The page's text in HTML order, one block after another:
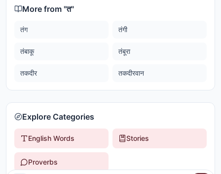
More from "त"
तंग तंगी
तंबाकू तंबूरा
तकदीर तकदीरवान
Explore Categories
English Words Stories
Proverbs